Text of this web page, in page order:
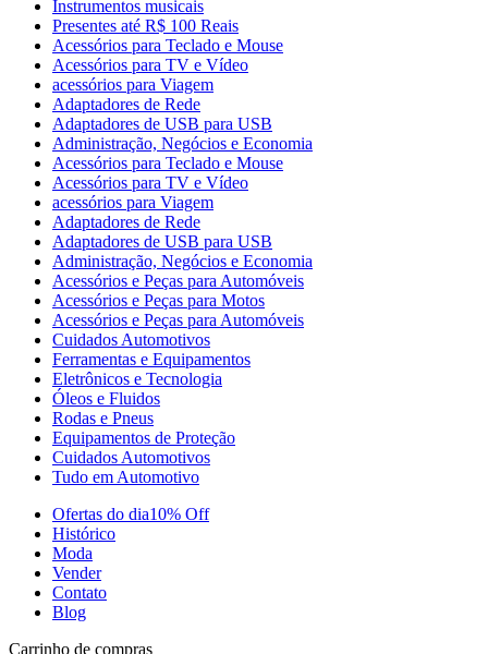
Instrumentos musicais
Presentes até R$ 100 Reais
Acessórios para Teclado e Mouse
Acessórios para TV e Vídeo
acessórios para Viagem
Adaptadores de Rede
Adaptadores de USB para USB
Administração, Negócios e Economia
Acessórios para Teclado e Mouse
Acessórios para TV e Vídeo
acessórios para Viagem
Adaptadores de Rede
Adaptadores de USB para USB
Administração, Negócios e Economia
Acessórios e Peças para Automóveis
Acessórios e Peças para Motos
Acessórios e Peças para Automóveis
Cuidados Automotivos
Ferramentas e Equipamentos
Eletrônicos e Tecnologia
Óleos e Fluidos
Rodas e Pneus
Equipamentos de Proteção
Cuidados Automotivos
Tudo em Automotivo
Ofertas do dia10% Off
Histórico
Moda
Vender
Contato
Blog
Carrinho de compras